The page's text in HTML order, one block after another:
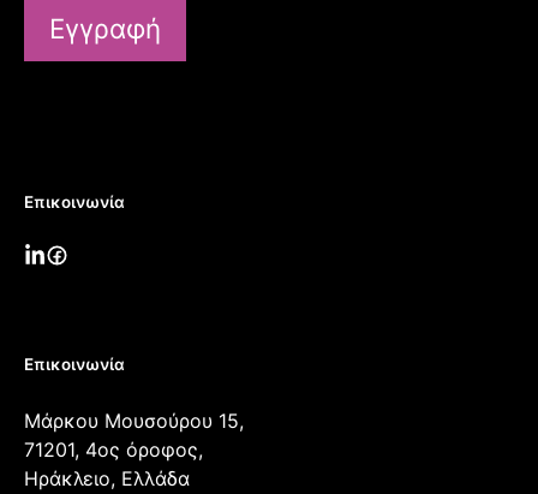
Εγγραφή
Επικοινωνία
Επικοινωνία
Μάρκου Μουσούρου 15,
71201, 4ος όροφος,
Ηράκλειο, Ελλάδα